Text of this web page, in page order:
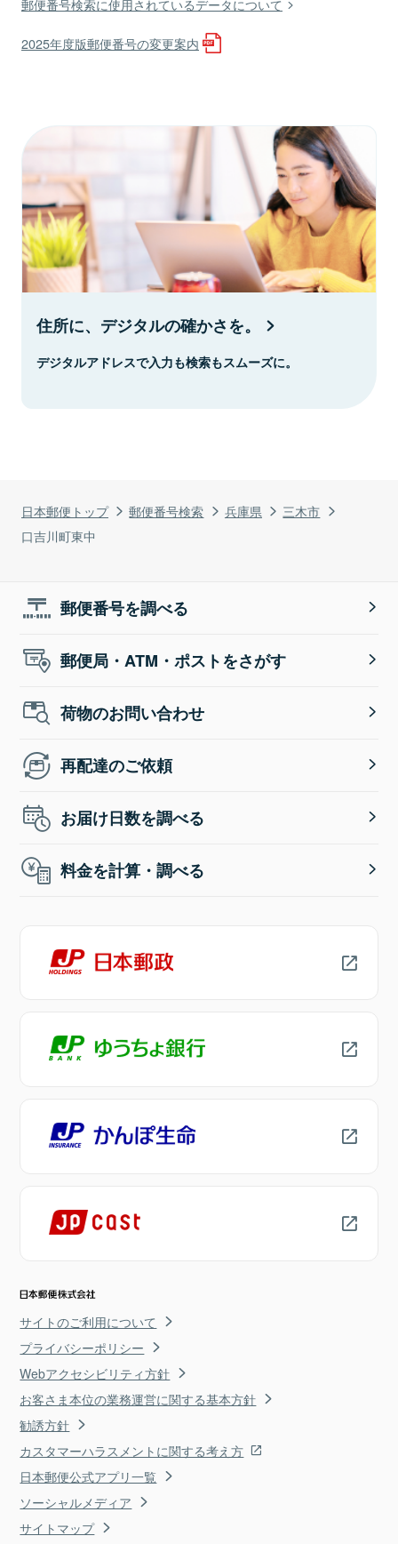
日本郵便トップ 郵便番号検索 兵庫県
三木市
口吉川町東中
郵便番号検索に使用されているデータについて
2025年度版郵便番号の変更案内
住所に、デジタルの確かさを。
デジタルアドレスで入力も検索もスムーズに。
郵便番号を調べる
郵便局・ATM・ポストをさがす
荷物のお問い合わせ
再配達のご依頼
お届け日数を調べる
料金を計算・調べる
サイトのご利用について
プライバシーポリシー
Webアクセシビリティ方針
お客さま本位の業務運営に関する基本方針
勧誘方針
カスタマーハラスメントに関する考え方
日本郵便公式アプリ一覧
ソーシャルメディア
サイトマップ